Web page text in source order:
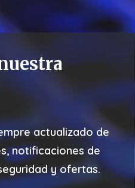
actualizado de
notificaciones de
y ofertas.